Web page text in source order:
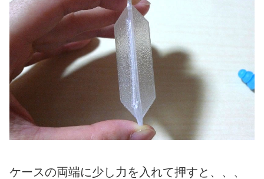
ケースの両端に少し力を入れて押すと、、、